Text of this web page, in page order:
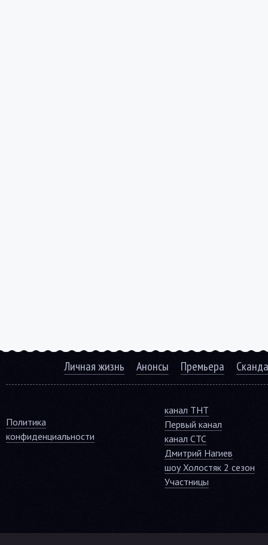
Личная жизнь Анонсы Премьера
Политика
конфиденциальности
канал ТНТ
Первый канал
канал СТС
Дмитрий Нагиев
шоу Холостяк 2 сезон
Участницы